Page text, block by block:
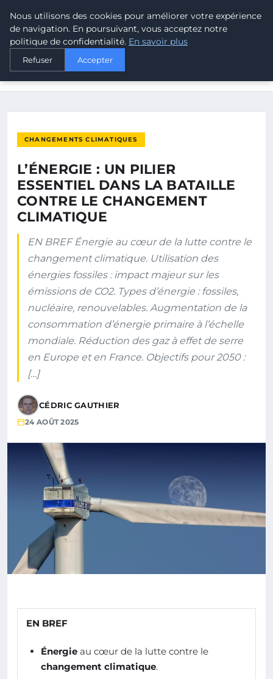
MALTA CLIMATE
ACCUEIL
L’ÉNERGIE : UN PILIER ESSENTIEL DANS LA BATAILLE CONTRE
CHANGEMENTS CLIMATIQUES
L’ÉNERGIE : UN PILIER
ESSENTIEL DANS LA BATAILLE
CONTRE LE CHANGEMENT
CLIMATIQUE
EN BREF Énergie au cœur de la lutte contre le
changement climatique. Utilisation des
énergies fossiles : impact majeur sur les
émissions de CO2. Types d’énergie : fossiles,
nucléaire, renouvelables. Augmentation de la
consommation d’énergie primaire à l’échelle
mondiale. Réduction des gaz à effet de serre
en Europe et en France. Objectifs pour 2050 :
[…]
CÉDRIC GAUTHIER
24 AOÛT 2025
EN BREF
Énergie au cœur de la lutte contre le
changement climatique.
Nous utilisons des cookies pour améliorer votre expérience
de navigation. En poursuivant, vous acceptez notre
politique de confidentialité. En savoir plus
Refuser Accepter